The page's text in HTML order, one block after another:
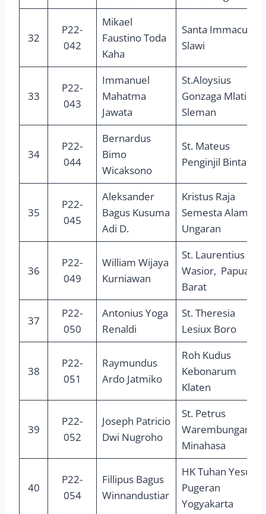
32
P22-
042
Mikael
Faustino Toda
Kaha
Santa Immaculata
Slawi
33
P22-
043
Immanuel
Mahatma
Jawata
St.Aloysius
Gonzaga Mlati
Sleman
34
P22-
044
Bernardus
Bimo
Wicaksono
St. Mateus
Penginjil Bintaro
35
P22-
045
Aleksander
Bagus Kusuma
Adi D.
Kristus Raja
Semesta Alam
Ungaran
36
P22-
049
William Wijaya
Kurniawan
St. Laurentius
Wasior, Papua
Barat
37
P22-
050
Antonius Yoga
Renaldi
St. Theresia
Lesiux Boro
38
P22-
051
Raymundus
Ardo Jatmiko
Roh Kudus
Kebonarum
Klaten
39
P22-
052
Joseph Patricio
Dwi Nugroho
St. Petrus
Warembungan,
Minahasa
40
P22-
054
Fillipus Bagus
Winnandustiar
HK Tuhan Yesus
Pugeran
Yogyakarta